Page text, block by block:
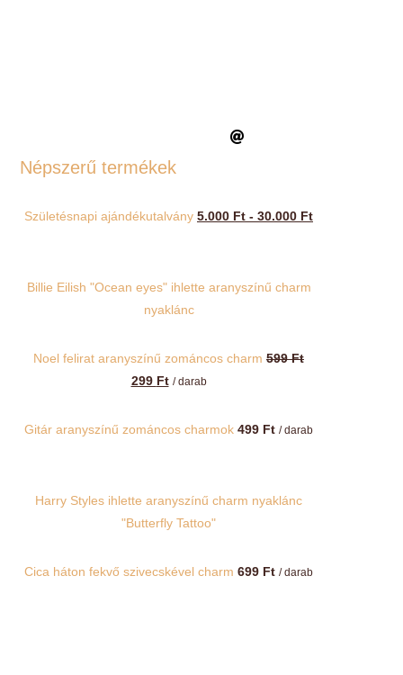
Népszerű termékek
Születésnapi ajándékutalvány 5.000 Ft - 30.000 Ft
Billie Eilish "Ocean eyes" ihlette aranyszínű charm
nyaklánc
Noel felirat aranyszínű zománcos charm 599Ft
Original
was:
299 FtCurrent
is:
/ darab
Gitár aranyszínű zománcos charmok 499 Ft / darab
Harry Styles ihlette aranyszínű charm nyaklánc
"Butterfly Tattoo"
Cica háton fekvő szivecskével charm 699 Ft / darab